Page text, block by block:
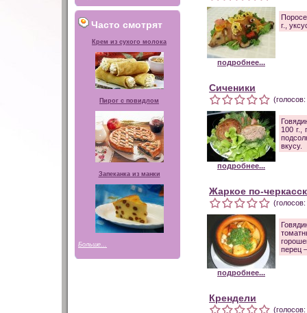
Часто смотрят
Крем из сухого молока
Пирог с повидлом
Запеканка из манки
Больше...
подробнее...
г.,
Сиченики
подробнее...
100
вкусу.
Жаркое по-
подробнее...
перец
Крендели